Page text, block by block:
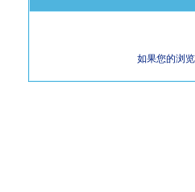
如果您的浏